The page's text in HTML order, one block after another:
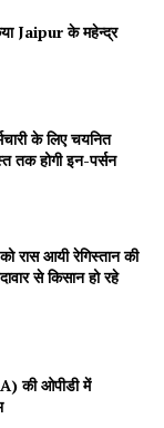
Jaipur के महेन्द्र
के लिए चयनित
तक होगी इन-पर्सन
रास आयी रेगिस्तान की
से किसान हो रहे
की ओपीडी में